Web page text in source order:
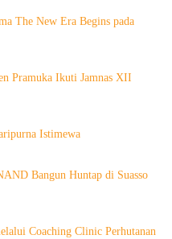
The New Era Begins pada
Pramuka Ikuti Jamnas XII
Istimewa
Bangun Huntap di Suasso
Coaching Clinic Perhutanan